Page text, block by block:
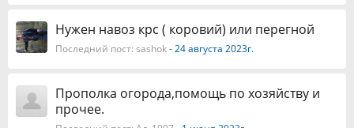
Нужен навоз крс ( коровий) или перегной
Последний пост: sashok- 24 августа 2023г.
Прополка огорода,помощь по хозяйству и
прочее.